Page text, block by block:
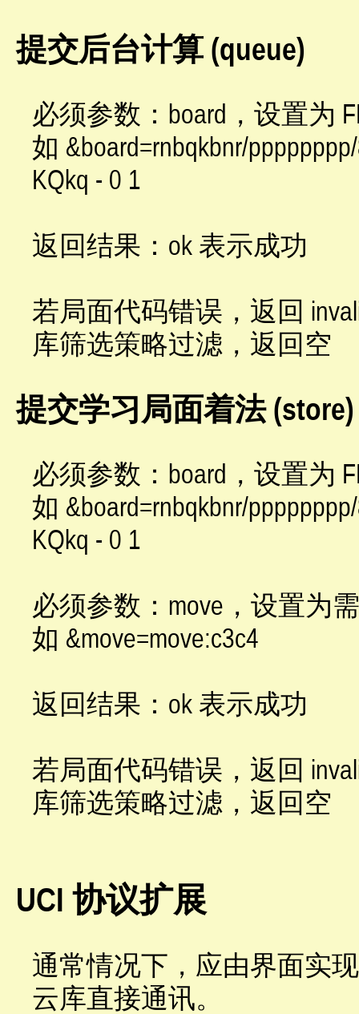
提交后台计算 (queue)
必须参数：board，设置为
如 &board=rnbqkbnr/
KQkq - 0 1
返回结果：ok 表示成功
若局面代码错误，返回
库筛选策略过滤，返回空
提交学习局面着法 (store)
必须参数：board，设置为
如 &board=rnbqkbnr/
KQkq - 0 1
必须参数：move，设置为
如 &move=move:c3c4
返回结果：ok 表示成功
若局面代码错误，返回
库筛选策略过滤，返回空
UCI 协议扩展
通常情况下，应由界面实
云库直接通讯。